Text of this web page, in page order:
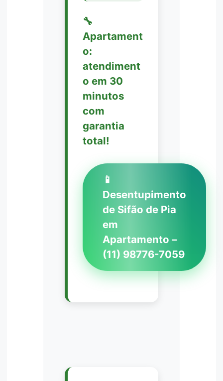
🔧
Apartament
o:
atendiment
o em 30
minutos
com
garantia
total!
📱
Desentupimento
de Sifão de Pia
em
Apartamento –
(11) 98776-7059